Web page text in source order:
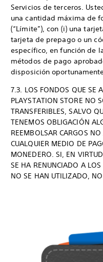
Servicios de terceros.
una cantidad máxima de
(“Límite”), con (i) una
tarjeta de prepago o un
específico, en función de
métodos de pago
disposición
7.3. LOS FONDOS QUE SE
PLAYSTATION STORE NO
TRANSFERIBLES, SALVO
TENEMOS OBLIGACIÓN
REEMBOLSAR CARGOS
CUALQUIER MEDIO DE
MONEDERO. SI, EN
SE HA RENUNCIADO A
NO SE HAN UTILIZADO,